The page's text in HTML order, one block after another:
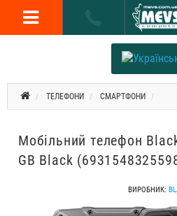
ТЕЛЕФОНИ СМАРТФОНИ
Мобільний телефон
GB Black
ВИРОБНИК: